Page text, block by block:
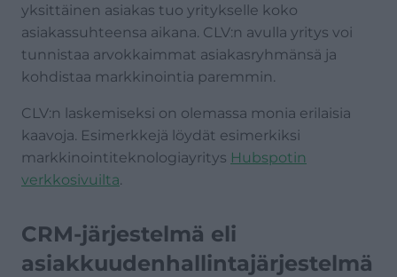
yksittäinen asiakas tuo yritykselle koko
asiakassuhteensa aikana. CLV:n avulla yritys voi
tunnistaa arvokkaimmat asiakasryhmänsä ja
kohdistaa markkinointia paremmin.
CLV:n laskemiseksi on olemassa monia erilaisia
kaavoja. Esimerkkejä löydät esimerkiksi
markkinointiteknologiayritys Hubspotin
verkkosivuilta.
CRM-järjestelmä eli
asiakkuudenhallintajärjestelmä